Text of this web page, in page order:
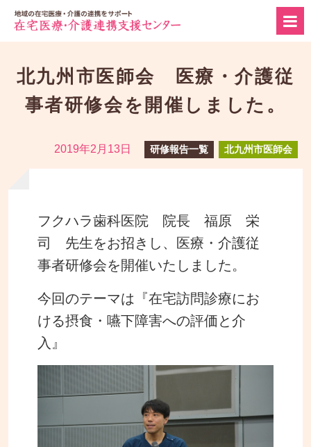
北九州市医師会 医療・介護従
事者研修会を開催しました。
2019年2月13日 研修報告一覧 北九州市医師会
フクハラ歯科医院 院長 福原 栄
司 先生をお招きし、 医療・介護従
事者研修会を開催いたしました。
今回のテーマは『在宅訪問診療にお
ける摂食・嚥下障害への評価と介
入』